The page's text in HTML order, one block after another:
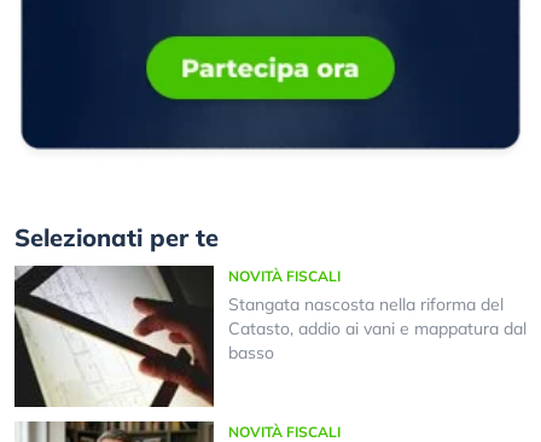
Selezionati per te
NOVITÀ FISCALI
Stangata nascosta nella riforma del
Catasto, addio ai vani e mappatura dal
basso
NOVITÀ FISCALI